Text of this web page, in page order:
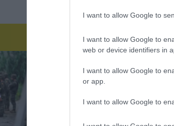
I want to allow Google to
I want to allow Google to
web or device identifiers in
I want to allow Google to
or app.
I want to allow Google to